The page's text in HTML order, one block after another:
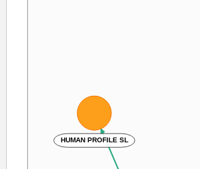
HUMAN PROFILE SL